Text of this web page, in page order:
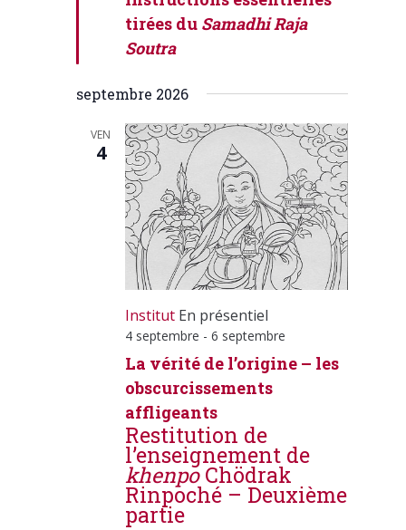
tirées du Samadhi Raja
Soutra
septembre 2026
VEN
4
Institut En présentiel
4 septembre -6 septembre
La vérité de l’origine – les
obscurcissements
affligeants
Restitution de
l’enseignement de
khenpoChödrak
Rinpoché – Deuxième
partie